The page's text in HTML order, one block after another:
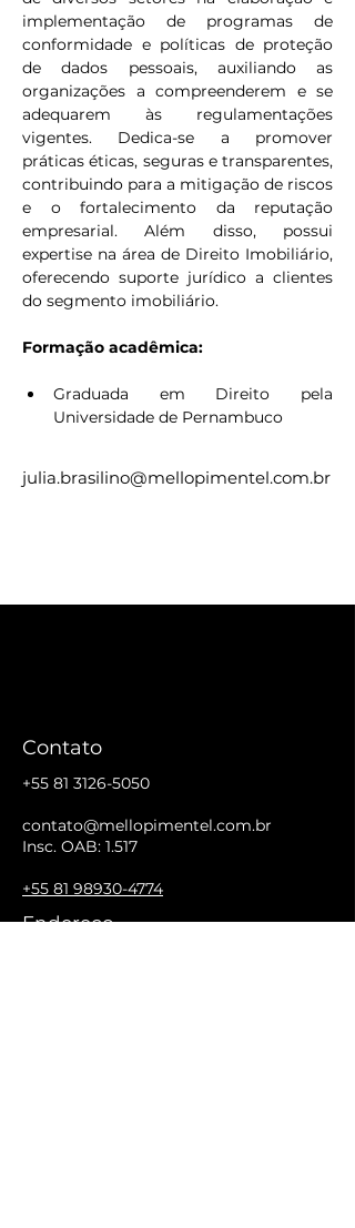
implementação de programas de
conformidade e políticas de proteção
de dados pessoais, auxiliando as
organizações a compreenderem e se
adequarem às regulamentações
vigentes. Dedica-se a promover
práticas éticas, seguras e transparentes,
contribuindo para a mitigação de riscos
e o fortalecimento da reputação
empresarial. Além disso, possui
expertise na área de Direito Imobiliário,
oferecendo suporte jurídico a clientes
do segmento imobiliário.
Formação acadêmica:
Graduada em Direito pela
Universidade de Pernambuco
julia.brasilino@mellopimentel.com.br
Contato
+55 81 3126-5050
contato@mellopimentel.com.br
Insc. OAB: 1.517
+55 81 98930-4774
Endereço